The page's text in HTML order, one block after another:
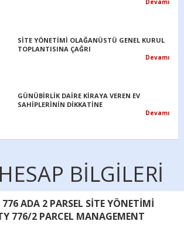
TÜRKİYE’DE GAYRİMENKUL SATIN ALAN VE
BİLGİLERİ
ADA 2 PARSEL SİTE YÖNETİMİ
776/2 PARCEL MANAGEMENT